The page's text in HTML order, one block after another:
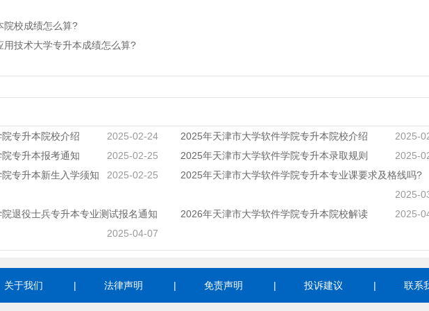
院校成绩怎么算?
用技术大学专升本成绩怎么算?
专升本院校介绍 2025-02-24 2025年天津市大学软件学院专升本院校介绍
2025-
专升本报考通知
2025-02-25 2025年天津市大学软件学院专升本录取规则
2025-
专升本新生入学须知
2025-02-25
2025年天津市大学软件学院专升本专业课要求及格线吗?
2025-
退役士兵专升本专业测试报名通知
2025-04-07
2026年天津市大学软件学院专升本院校解读 2025-
关于我们 | 法律声明 | 免责声明 | 投诉建议 | 联系